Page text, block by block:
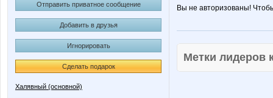
Отправить приватное сообщение
Добавить в друзья
Игнорировать
Сделать подарок
Халявный (основной)
Вы не авторизованы!
Метки